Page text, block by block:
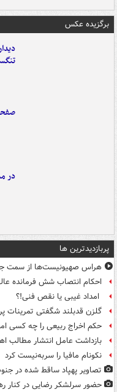
برگزیده عکس
صفحه
در
پربازدیدترین ها
هراس صهیونیست‌ها از سمت
احکام انتصاب شش فرمانده
امداد غیبی یا نقص فنی!؟
گلزن قدبلند شگفتی تمرینات
حکم اخراج ربیعی را چه کسی
بازداشت عامل انتشار مطالب
نکونام مافیا را سربه‌نیست کرد
تصاویر پهپاد ساقط شده در
حضور سرلشکر رضایی در کنار